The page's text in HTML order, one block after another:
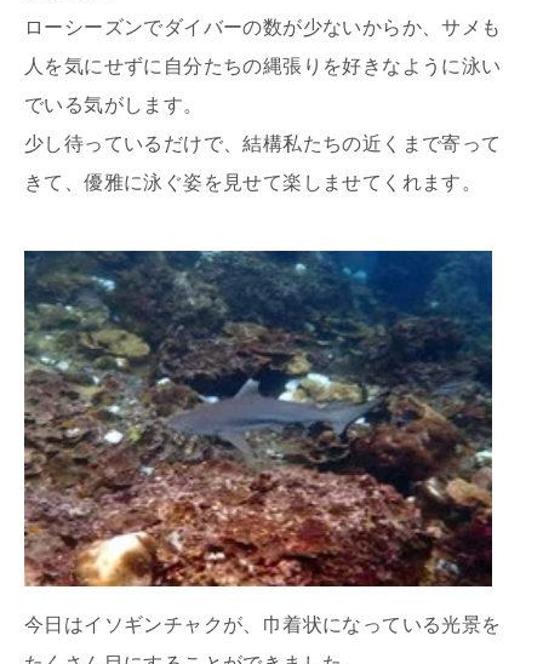
ローシーズンでダイバーの数が少ないからか、サメも
人を気にせずに自分たちの縄張りを好きなように泳い
でいる気がします。
少し待っているだけで、結構私たちの近くまで寄って
きて、優雅に泳ぐ姿を見せて楽しませてくれます。
今日はイソギンチャクが、巾着状になっている光景を